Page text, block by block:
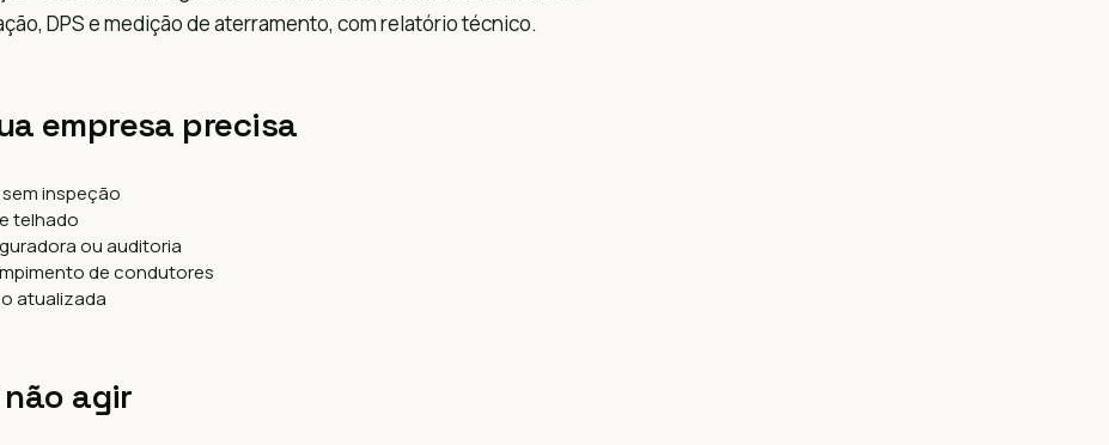
DPS e medição de aterramento, com relatório técnico.
empresa precisa
inspeção
telhado
ou auditoria
de condutores
atualizada
agir